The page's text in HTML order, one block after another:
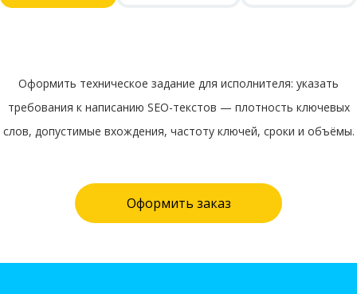
Оформить техническое задание для исполнителя: указать
требования к написанию SEO-текстов — плотность ключевых
слов, допустимые вхождения, частоту ключей, сроки и объёмы.
Оформить заказ